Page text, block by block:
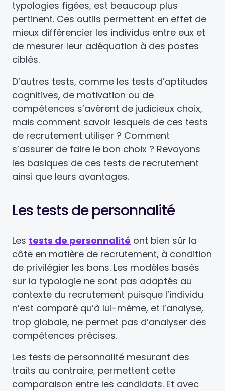
typologies figées, est beaucoup plus
pertinent. Ces outils permettent en effet de
mieux différencier les individus entre eux et
de mesurer leur adéquation à des postes
ciblés.
D’autres tests, comme les tests d’aptitudes
cognitives, de motivation ou de
compétences s’avèrent de judicieux choix,
mais comment savoir lesquels de ces tests
de recrutement utiliser ? Comment
s’assurer de faire le bon choix ? Revoyons
les basiques de ces tests de recrutement
ainsi que leurs avantages.
Les tests de personnalité
Les tests de personnalité ont bien sûr la
côte en matière de recrutement, à condition
de privilégier les bons. Les modèles basés
sur la typologie ne sont pas adaptés au
contexte du recrutement puisque l’individu
n’est comparé qu’à lui-même, et l’analyse,
trop globale, ne permet pas d’analyser des
compétences précises.
Les tests de personnalité mesurant des
traits au contraire, permettent cette
comparaison entre les candidats. Et avec